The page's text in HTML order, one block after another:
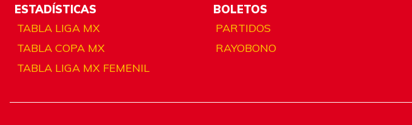
ESTADÍSTICAS
TABLA LIGA MX
TABLA COPA MX
TABLA LIGA MX FEMENIL
BOLETOS
PARTIDOS
RAYOBONO